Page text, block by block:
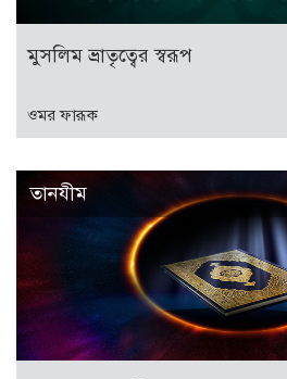
মুসলিম ভ্রাতৃত্বের স্বরূপ
ওমর ফারূক
তানযীম